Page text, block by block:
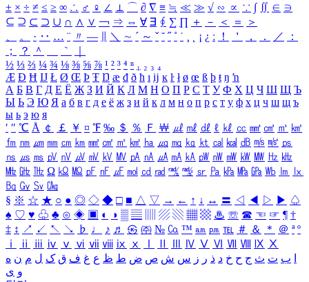
± × ÷ ≠ ≤ ≥ ∞ ∴ ♂ ♀ ∠ ⊥ ⌒ ∂ ∇ ≡ ≒ ≪ ≫ √ ∽ ∝ ∵ ∫ ∬ ∈ ∋
⊆ ⊇ ⊂ ⊃ ∪ ∩ ∧ ∨ ￢ ⇒ ⇔ ∀ ∃ ∮ ∑ ∏ ＋ － ＜ ＝
＞
、
。 · ‥ … ¨ 〃 ― ＼ ∼ ´ ～ ˇ ˘ ˝ ˚ ˙ ¸ ¡ ¿ ː ！ ＇ ， ． ／
：
；
？ ＾ ｀
½ ⅓ ⅔ ¼ ¾ ⅛ ⅜ ⅝ ⅞ ¹ ² ³ ⁴ ⁿ ₁ ₂ ₃ ₄
Æ Ð Ħ Ĳ Ł Ø Œ Þ Ŧ Ŋ æ đ ð ħ ı ĳ ĸ ŀ ł ø œ ß þ ŧ ŋ ŉ
А Б В Г Д Е Ё Ж З И Й К Л М Н О П Р С Т У Ф Х Ц Ч Ш Щ Ъ
Ы Ь Э Ю Я а б в г д е ё ж з и й к л м н о п р с т у ф х ц ч ш щ ъ
ы ь э ю я
′ ″ ℃ Å ￠ ￡ ￥ ¤ ℉ ‰ ＄ ％ Ｆ ￦ ㎕ ㎖ ㎗ ℓ ㎘ ㏄ ㎣ ㎤ ㎥ ㎦
㎙ ㎚ ㎛ ㎜ ㎝ ㎞ ㎟ ㎠ ㎡ ㎢ ㏊ ㎍ ㎎ ㎏ ㏏ ㎈ ㎉ ㏈ ㎧ ㎨ ㎰
㎱ ㎲ ㎳ ㎴ ㎵ ㎶ ㎷ ㎸ ㎹ ㎀ ㎁ ㎂ ㎃ ㎄ ㎺ ㎻ ㎽ ㎾ ㎿ ㎐ ㎑
㎒ ㎓ ㎔ Ω ㏀ ㏁ ㎊ ㎋ ㎌ ㏖ ㏅ ㎭ ㎮ ㎯ ㏛ ㎩ ㎪ ㎫ ㎬ ㏝ ㏐
㏓
㏃ ㏉ ㏜ ㏆
§ ※ ☆ ★ ○ ● ◎ ◇ ◆ □ ■ △ ▽ → ← ↑ ↓ ↔ 〓 ◁ ◀ ▷ ▶ ♤
♠ ♡ ♥ ♧ ♣ ⊙ ◈ ▣ ◐ ◑ ▒ ▤ ▨ ▧ ▦ ▩ ♨ ☏ ☎ ☜ ☞ ¶ †
‡ ↕ ↗ ↙ ↖ ↘ ♭ ♩ ♪ ♬ ㉿ ㈜ № ㏇ ™ ㏂ ㏘ ℡ ＃ ＆ ＊ ＠ ª º
ⅰ
ⅱ ⅲ ⅳ ⅴ ⅵ ⅶ ⅷ ⅸ ⅹ Ⅳ Ⅴ Ⅵ Ⅶ Ⅷ Ⅸ Ⅹ
ب ت ث ج ح خ د ذ ر ز س ش ص ض ط ظ ع غ ف ق ک ل م ن ه
و ی